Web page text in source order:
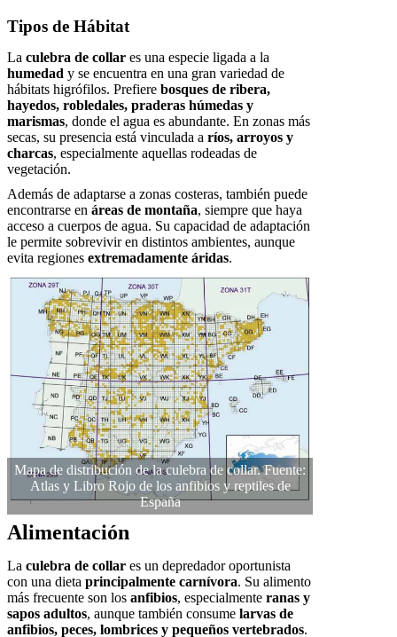
Tipos de Hábitat
La culebra de collar es una especie ligada a la
humedad y se encuentra en una gran variedad de
hábitats higrófilos. Prefiere bosques de ribera,
hayedos, robledales, praderas húmedas y
marismas, donde el agua es abundante. En zonas más
secas, su presencia está vinculada a ríos, arroyos y
charcas, especialmente aquellas rodeadas de
vegetación.
Además de adaptarse a zonas costeras, también puede
encontrarse en áreas de montaña, siempre que haya
acceso a cuerpos de agua. Su capacidad de adaptación
le permite sobrevivir en distintos ambientes, aunque
evita regiones extremadamente áridas.
Mapa de distribución de la culebra de collar. Fuente:
Atlas y Libro Rojo de los anfibios y reptiles de
España
Alimentación
La culebra de collar es un depredador oportunista
con una dieta principalmente carnívora. Su alimento
más frecuente son los anfibios, especialmente ranas y
sapos adultos, aunque también consume larvas de
anfibios, peces, lombrices y pequeños vertebrados.